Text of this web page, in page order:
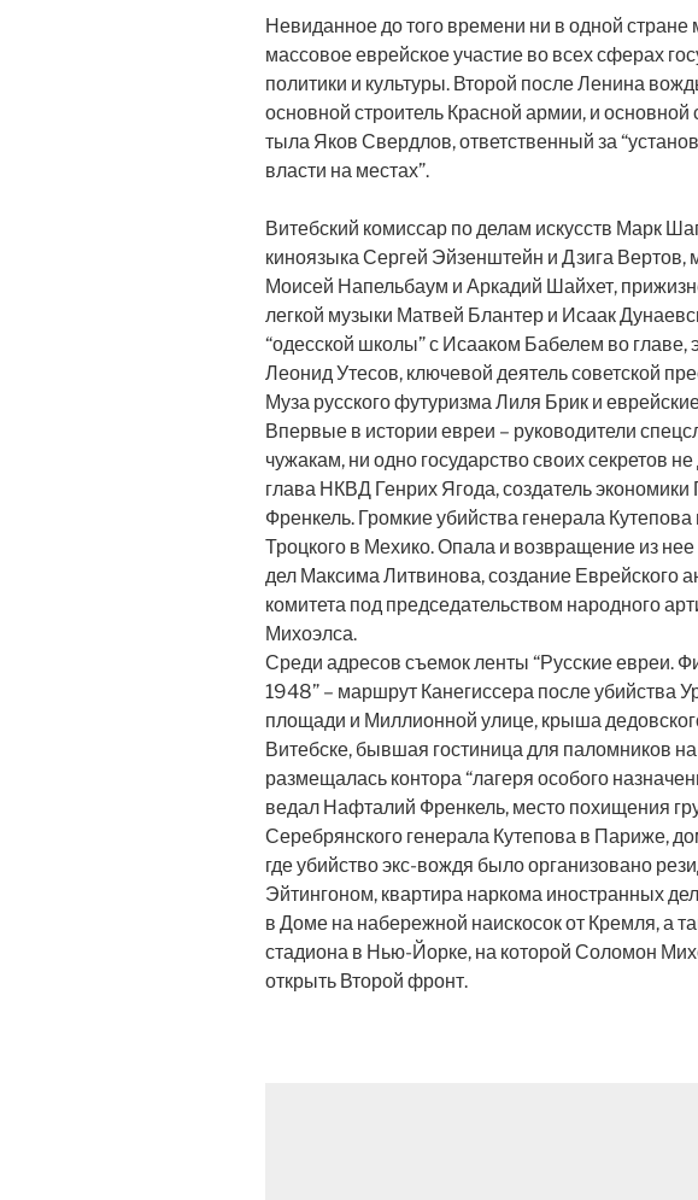
Невиданное до того времени ни в одной стране
массовое еврейское участие во всех сферах
политики и культуры. Второй после Ленина
основной строитель Красной армии, и основной
тыла Яков Свердлов, ответственный за
власти на местах”.
Витебский комиссар по делам искусств Марк
киноязыка Сергей Эйзенштейн и Дзига Вертов,
Моисей Напельбаум и Аркадий Шайхет,
легкой музыки Матвей Блантер и Исаак
“одесской школы” с Исааком Бабелем во главе,
Леонид Утесов, ключевой деятель советской
Муза русского футуризма Лиля Брик и
Впервые в истории евреи – руководители
чужакам, ни одно государство своих секретов
глава НКВД Генрих Ягода, создатель
Френкель. Громкие убийства генерала
Троцкого в Мехико. Опала и возвращение из
дел Максима Литвинова, создание Еврейского
комитета под председательством народного
Михоэлса.
Среди адресов съемок ленты “Русские евреи.
1948” – маршрут Канегиссера после убийства
площади и Миллионной улице, крыша
Витебске, бывшая гостиница для паломников
размещалась контора “лагеря особого
ведал Нафталий Френкель, место похищения
Серебрянского генерала Кутепова в Париже,
где убийство экс-вождя было организовано
Эйтингоном, квартира наркома иностранных
в Доме на набережной наискосок от Кремля, а
стадиона в Нью-Йорке, на которой Соломон
открыть Второй фронт.